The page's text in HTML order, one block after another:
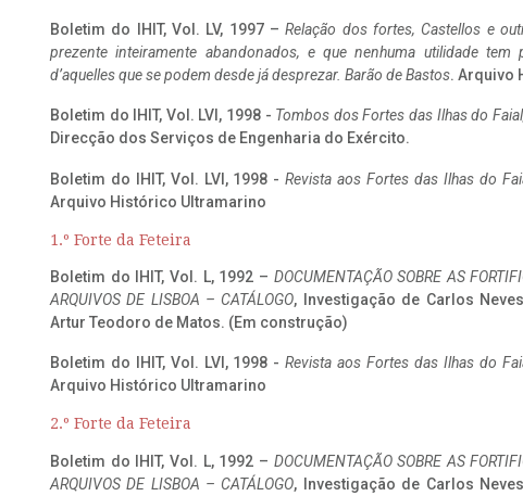
Boletim do IHIT, Vol. LV, 1997 –Relação dos fortes, Castellos e
prezente inteiramente abandonados, e que nenhuma utilidade
d’aquelles que se podem desde já desprezar. Barão de Bastos. Arquivo
Boletim do IHIT, Vol. LVI, 1998 - Tombos dos Fortes das Ilhas do
Direcção dos Serviços de Engenharia do Exército.
Boletim do IHIT, Vol. LVI, 1998 -Revista aos Fortes das Ilhas do
Arquivo Histórico Ultramarino
1.º Forte da Feteira
Boletim do IHIT, Vol. L, 1992 – DOCUMENTAÇÃO SOBRE AS
ARQUIVOS DE LISBOA – CATÁLOGO, Investigação de Carlos
Artur Teodoro de Matos. (Em construção)
Boletim do IHIT, Vol. LVI, 1998 -Revista aos Fortes das Ilhas do
Arquivo Histórico Ultramarino
2.º Forte da Feteira
Boletim do IHIT, Vol. L, 1992 – DOCUMENTAÇÃO SOBRE AS
ARQUIVOS DE LISBOA – CATÁLOGO, Investigação de Carlos